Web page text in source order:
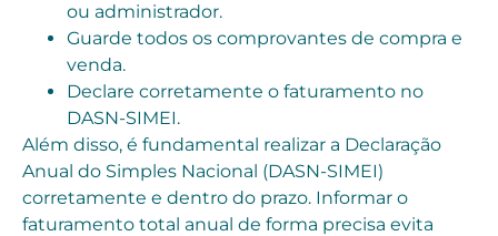
ou administrador.
Guarde todos os comprovantes de compra e
venda.
Declare corretamente o faturamento no
DASN-SIMEI.
Além disso, é fundamental realizar a Declaração
Anual do Simples Nacional (DASN-SIMEI)
corretamente e dentro do prazo. Informar o
faturamento total anual de forma precisa evita